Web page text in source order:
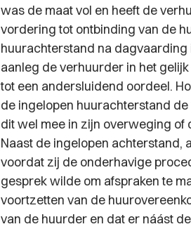
was de maat vol en heeft de
vordering tot ontbinding van de
huurachterstand na
aanleg de verhuurder in het
tot een andersluidend oordeel.
de ingelopen huurachterstand
dit wel mee in zijn overweging
Naast de ingelopen achterstand,
voordat zij de onderhavige
gesprek wilde om afspraken te
voortzetten van de
van de huurder en dat er náást